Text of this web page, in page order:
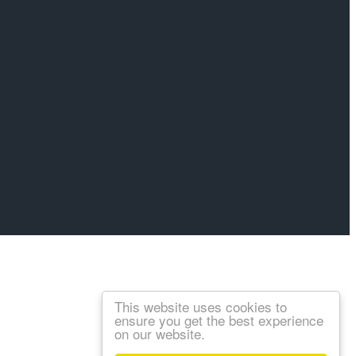
This website uses cookies to
ensure you get the best experience
on our website.